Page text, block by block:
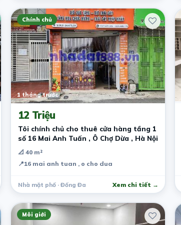
Chính chủ
1 tháng trước
12 Triệu
Tôi chính chủ cho thuê cửa hàng tầng 1
số 16 Mai Anh Tuấn , Ô Chợ Dừa , Hà Nội
📐 40 m²
📍16 mai anh tuan , o cho dua
Nhà mặt phố · Đống Đa Xem chi tiết →
Môi giới